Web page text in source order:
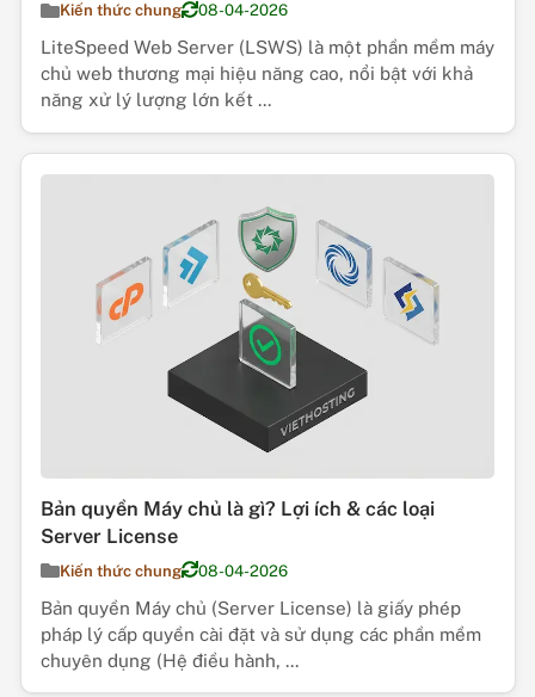
Kiến thức chung 08-04-2026
LiteSpeed Web Server (LSWS) là một phần mềm máy
chủ web thương mại hiệu năng cao, nổi bật với khả
năng xử lý lượng lớn kết ...
Bản quyền Máy chủ là gì? Lợi ích & các loại
Server License
Kiến thức chung 08-04-2026
Bản quyền Máy chủ (Server License) là giấy phép
pháp lý cấp quyền cài đặt và sử dụng các phần mềm
chuyên dụng (Hệ điều hành, ...